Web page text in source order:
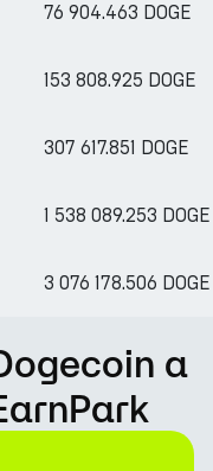
76 904.463 DOGE
153 808.925 DOGE
307 617.851 DOGE
1 538 089.253 DOGE
3 076 178.506 DOGE
a